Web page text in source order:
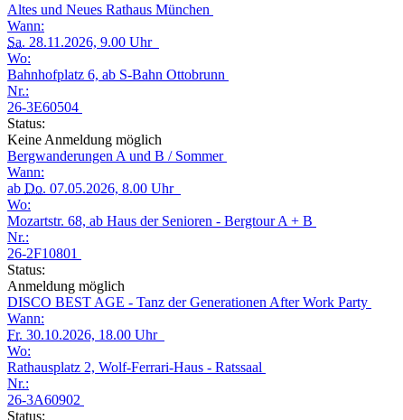
Altes und Neues Rathaus München
Wann:
Sa. 28.11.2026, 9.00 Uhr
Wo:
Bahnhofplatz 6, ab S-Bahn Ottobrunn
Nr.:
26-3E60504
Status:
Keine Anmeldung möglich
Bergwanderungen A und B / Sommer
Wann:
ab Do. 07.05.2026, 8.00 Uhr
Wo:
Mozartstr. 68, ab Haus der Senioren - Bergtour A + B
Nr.:
26-2F10801
Status:
Anmeldung möglich
DISCO BEST AGE - Tanz der Generationen After Work Party
Wann:
Fr. 30.10.2026, 18.00 Uhr
Wo:
Rathausplatz 2, Wolf-Ferrari-Haus - Ratssaal
Nr.:
26-3A60902
Status: